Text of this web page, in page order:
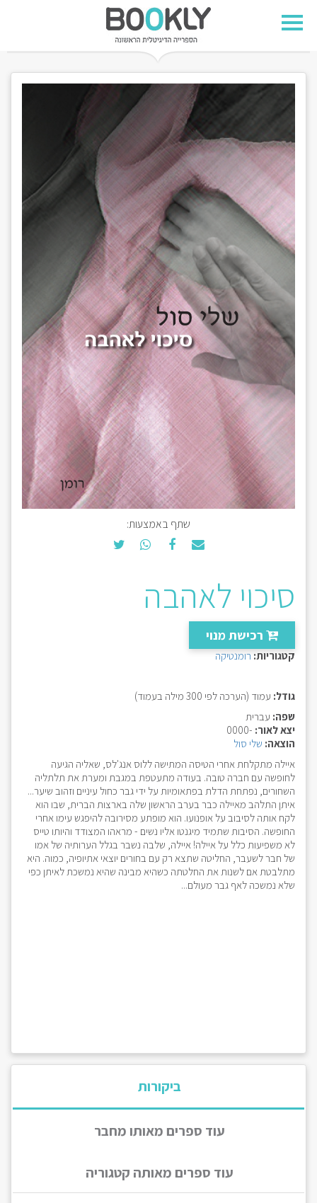
שתף באמצעות:
סיכוי לאהבה
רכישת מנוי
קטגוריות: רומנטיקה
גודל: עמוד (הערכה לפי 300 מילה בעמוד)
שפה: עברית
יצא לאור: -0000
הוצאה: שלי סול
איילה מתקלחת אחרי הטיסה המתישה ללוס אנג'לס, שאליה הגיעה
לחופשה עם חברה טובה. בעודה מתעטפת במגבת ומערת את תלתליה
השחורים, נפתחת הדלת בפתאומיות על ידי גבר כחול עיניים וזהוב שיער...
איתן התלהב מאיילה כבר בערב הראשון שלה בארצות הברית, שבו הוא
לקח אותה לסיבוב על אופנועו. הוא מופתע מסירובה להיפגש עימו אחרי
החופשה. הסיבות שתמיד מיגנטו אליו נשים - מראהו המצודד והיותו טייס
לא משפיעות כלל על איילה! איילה, שלבה נשבר בגלל הערותיה של אמו
של חבר לשעבר, החליטה שתצא רק עם בחורים יוצאי אתיופיה, כמוה. היא
מתלבטת אם לשנות את החלטתה כשהיא מבינה שהיא נמשכת לאיתן כפי
שלא נמשכה לאף גבר מעולם...
ביקורות
עוד ספרים מאותו מחבר
עוד ספרים מאותה קטגוריה